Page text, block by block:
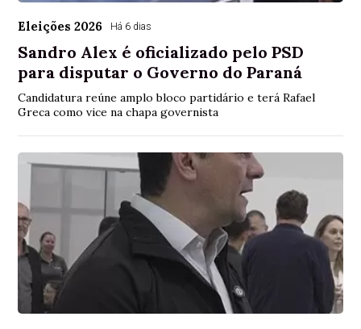
Eleições 2026 Há 6 dias
Sandro Alex é oficializado pelo PSD
para disputar o Governo do Paraná
Candidatura reúne amplo bloco partidário e terá Rafael
Greca como vice na chapa governista